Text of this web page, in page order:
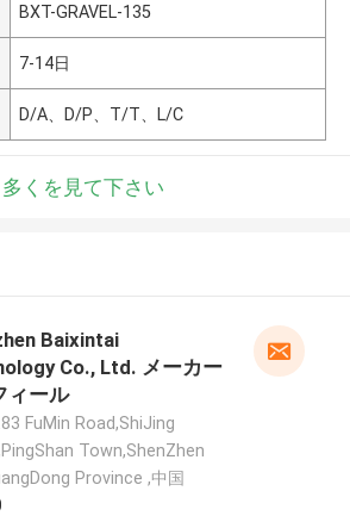
BXT-GRAVEL-135
7-14日
D/A、D/P、T/T、L/C
多くを見て下さい
Baixintai
Co., Ltd. メーカー
ィール
FuMin Road,ShiJing
Town,ShenZhen
Province ,中国